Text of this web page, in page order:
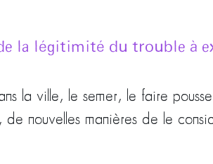
la légitimité du trouble à
la ville, le semer, le faire
de nouvelles manières de le